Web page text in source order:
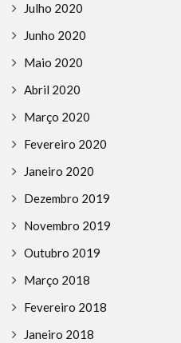
Julho 2020
Junho 2020
Maio 2020
Abril 2020
Março 2020
Fevereiro 2020
Janeiro 2020
Dezembro 2019
Novembro 2019
Outubro 2019
Março 2018
Fevereiro 2018
Janeiro 2018